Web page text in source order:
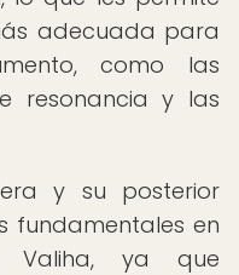
adecuada para
como las
resonancia y las
y su posterior
fundamentales en
ya que